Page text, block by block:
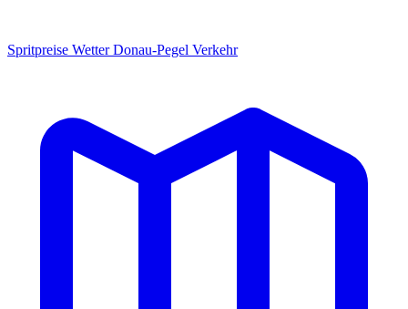
Spritpreise WetterDonau-Pegel Verkehr